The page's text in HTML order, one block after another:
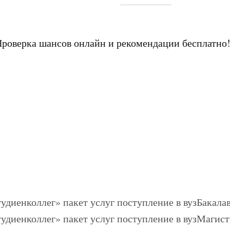
шансов онлайн и рекомендации бесплатно!